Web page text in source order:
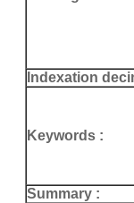
Indexation
Keywords :
Summary :